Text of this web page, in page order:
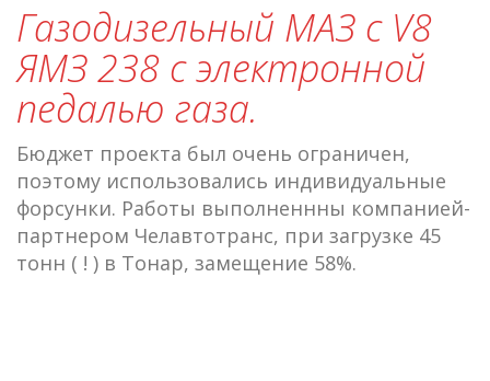
Газодизельный МАЗ с V8
ЯМЗ 238 с электронной
педалью газа.
Бюджет проекта был очень ограничен,
поэтому использовались индивидуальные
форсунки. Работы выполненнны компанией-
партнером Челавтотранс, при загрузке 45
тонн ( ! ) в Тонар, замещение 58%.